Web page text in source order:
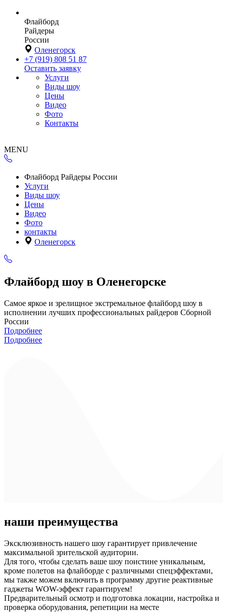
Флайборд
Райдеры
России
Оленегорск
+7 (919) 808 51 87
Оставить заявку
Услуги
Виды шоу
Цены
Видео
Фото
Контакты
MENU
Флайборд Райдеры России
Услуги
Виды шоу
Цены
Видео
Фото
контакты
Оленегорск
Флайборд шоу в Оленегорске
Самое яркое и зрелищное экстремальное флайборд шоу в
исполнении лучших профессиональных райдеров Сборной
России
Подробнее
Подробнее
наши преимущества
Эксклюзивность нашего шоу гарантирует привлечение
максимальной зрительской аудитории.
Для того, чтобы сделать ваше шоу поистине уникальным,
кроме полетов на флайборде с различными спецэффектами,
мы также можем включить в программу другие реактивные
гаджеты WOW-эффект гарантируем!
Предварительный осмотр и подготовка локации, настройка и
проверка оборудования, репетиции на месте